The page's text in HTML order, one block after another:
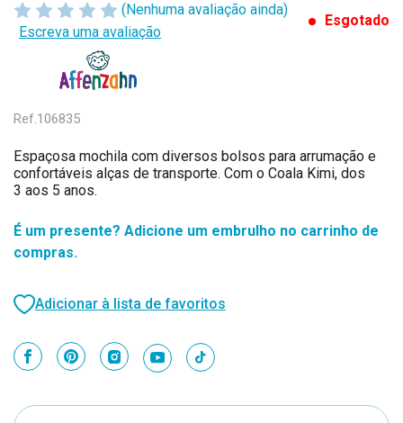
(Nenhuma avaliação ainda)
Escreva uma avaliação
Esgotado
Ref.106835
Espaçosa mochila com diversos bolsos para arrumação e
confortáveis alças de transporte. Com o Coala Kimi, dos
3 aos 5 anos.
É um presente? Adicione um embrulho no carrinho de
compras.
Adicionar à lista de favoritos